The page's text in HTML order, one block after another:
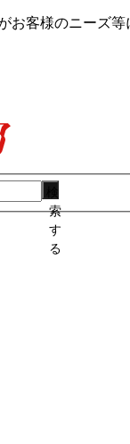
お客様のニーズ
索
す
る